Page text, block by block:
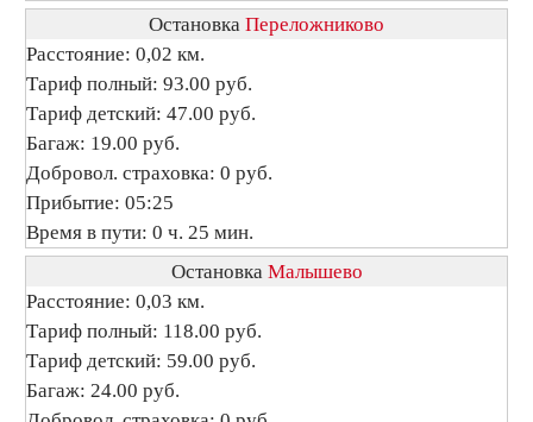
Остановка Переложниково
Расстояние: 0,02 км.
Тариф полный: 93.00 руб.
Тариф детский: 47.00 руб.
Багаж: 19.00 руб.
Добровол. страховка: 0 руб.
Прибытие: 05:25
Время в пути: 0 ч. 25 мин.
Остановка Малышево
Расстояние: 0,03 км.
Тариф полный: 118.00 руб.
Тариф детский: 59.00 руб.
Багаж: 24.00 руб.